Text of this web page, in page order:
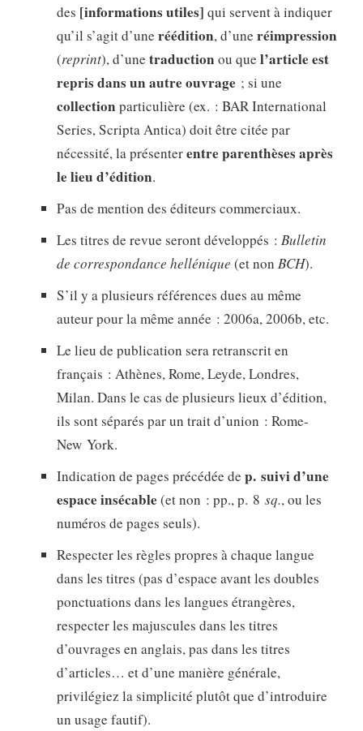
des [informations utiles] qui servent à indiquer
qu’il s’agit d’une réédition, d’une réimpression
(reprint), d’une traduction ou que l’article est
repris dans un autre ouvrage ; si une
collection particulière (ex. : BAR International
Series, Scripta Antica) doit être citée par
nécessité, la présenterentre parenthèses après
le lieu d’édition.
Pas de mention des éditeurs commerciaux.
Les titres de revue seront développés : Bulletin
de correspondance hellénique (et non BCH).
S’il y a plusieurs références dues au même
auteur pour la même année : 2006a, 2006b, etc.
Le lieu de publication sera retranscrit en
français : Athènes, Rome, Leyde, Londres,
Milan. Dans le cas de plusieurs lieux d’édition,
ils sont séparés par un trait d’union : Rome-
New York.
Indication de pages précédée de p. suivi d’une
espace insécable (et non : pp., p. 8 sq., ou les
numéros de pages seuls).
Respecter les règles propres à chaque langue
dans les titres (pas d’espace avant les doubles
ponctuations dans les langues étrangères,
respecter les majuscules dans les titres
d’ouvrages en anglais, pas dans les titres
d’articles… et d’une manière générale,
privilégiez la simplicité plutôt que d’introduire
un usage fautif).